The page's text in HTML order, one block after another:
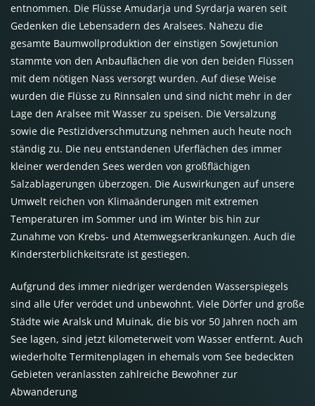
entnommen. Die Flüsse Amudarja und Syrdarja waren seit
Gedenken die Lebensadern des Aralsees. Nahezu die
gesamte Baumwollproduktion der einstigen Sowjetunion
stammte von den Anbauflächen die von den beiden Flüssen
mit dem nötigen Nass versorgt wurden. Auf diese Weise
wurden die Flüsse zu Rinnsalen und sind nicht mehr in der
Lage den Aralsee mit Wasser zu speisen. Die Versalzung
sowie die Pestizidverschmutzung nehmen auch heute noch
ständig zu. Die neu entstandenen Uferflächen des immer
kleiner werdenden Sees werden von großflächigen
Salzablagerungen überzogen. Die Auswirkungen auf unsere
Umwelt reichen von Klimaänderungen mit extremen
Temperaturen im Sommer und im Winter bis hin zur
Zunahme von Krebs- und Atemwegserkrankungen. Auch die
Kindersterblichkeitsrate ist gestiegen.
Aufgrund des immer niedriger werdenden Wasserspiegels
sind alle Ufer verödet und unbewohnt. Viele Dörfer und große
Städte wie Aralsk und Muinak, die bis vor 50 Jahren noch am
See lagen, sind jetzt kilometerweit vom Wasser entfernt. Auch
wiederholte Termitenplagen in ehemals vom See bedeckten
Gebieten veranlassten zahlreiche Bewohner zur
Abwanderung